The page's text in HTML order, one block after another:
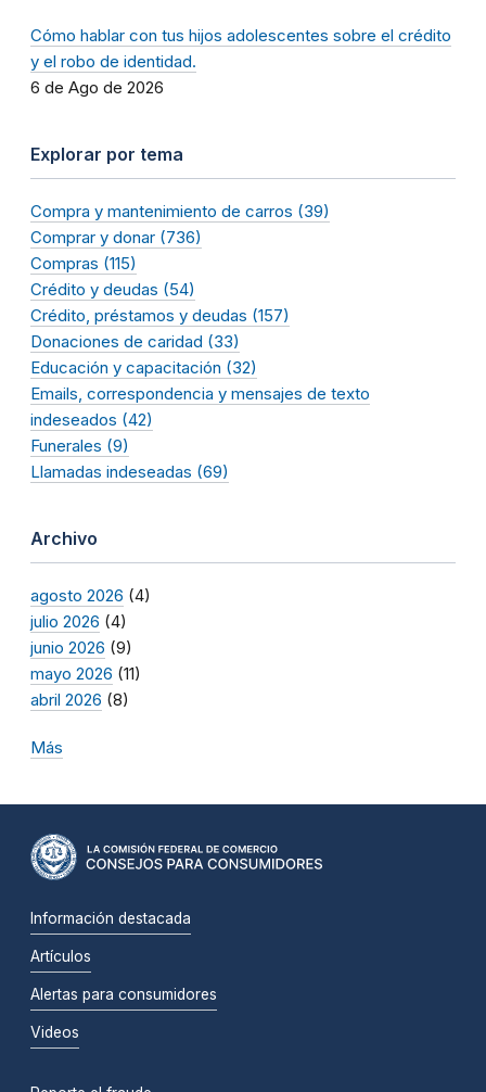
Cómo hablar con tus hijos adolescentes sobre el crédito
y el robo de identidad.
6 de Ago de 2026
Explorar por tema
Compra y mantenimiento de carros (39)
Comprar y donar (736)
Compras (115)
Crédito y deudas (54)
Crédito, préstamos y deudas (157)
Donaciones de caridad (33)
Educación y capacitación (32)
Emails, correspondencia y mensajes de texto
indeseados (42)
Funerales (9)
Llamadas indeseadas (69)
Archivo
agosto 2026 (4)
julio 2026 (4)
junio 2026 (9)
mayo 2026 (11)
abril 2026 (8)
Más
Información destacada
Artículos
Alertas para consumidores
Videos